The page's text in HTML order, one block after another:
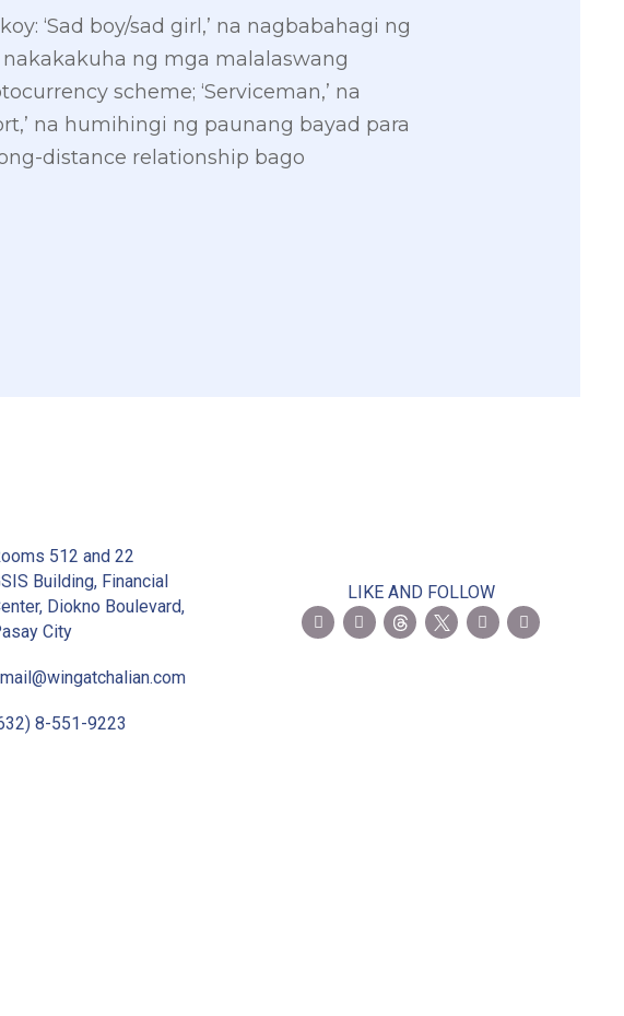
‘Sad boy/sad girl,’ na nagbabahagi ng
ng mga malalaswang
scheme; ‘Serviceman,’ na
na humihingi ng paunang bayad para
distance relationship bago
512 and 22
Building, Financial
Diokno Boulevard,
City
8-551-9223
LIKE AND FOLLOW